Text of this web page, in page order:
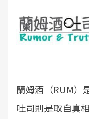
蘭姆酒（RUM）
吐司則是取自真